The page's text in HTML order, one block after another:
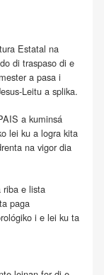
Estatal na
di traspaso di e
a pasa i
Leitu a splika.
a kuminsá
lei ku a logra kita
na vigor dia
riba e lista
paga
i e lei ku ta